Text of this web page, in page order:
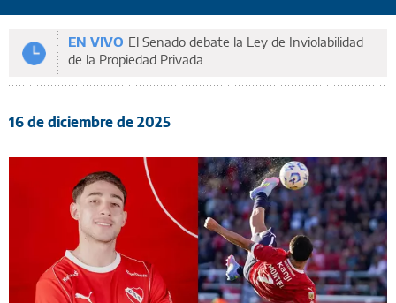
EN VIVO El Senado debate la Ley de Inviolabilidad
de la Propiedad Privada
16 de diciembre de 2025